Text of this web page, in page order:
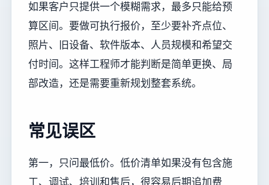
如果客户只提供一个模糊需求，最多只能给预
算区间。要做可执行报价，至少要补齐点位、
照片、旧设备、软件版本、人员规模和希望交
付时间。这样工程师才能判断是简单更换、局
部改造，还是需要重新规划整套系统。
常见误区
第一，只问最低价。低价清单如果没有包含施
工、调试、培训和售后，很容易后期追加费